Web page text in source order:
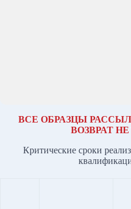
ВСЕ ОБРАЗЦЫ
ВОЗВРАТ
Критические сроки